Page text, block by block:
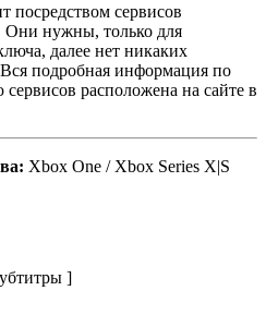
посредством сервисов
нужны, только для
далее нет никаких
подробная информация по
расположена на сайте в
Xbox One / Xbox Series X|S
]